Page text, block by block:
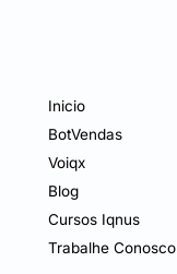
Inicio
BotVendas
Voiqx
Blog
Cursos Iqnus
Trabalhe Conosco